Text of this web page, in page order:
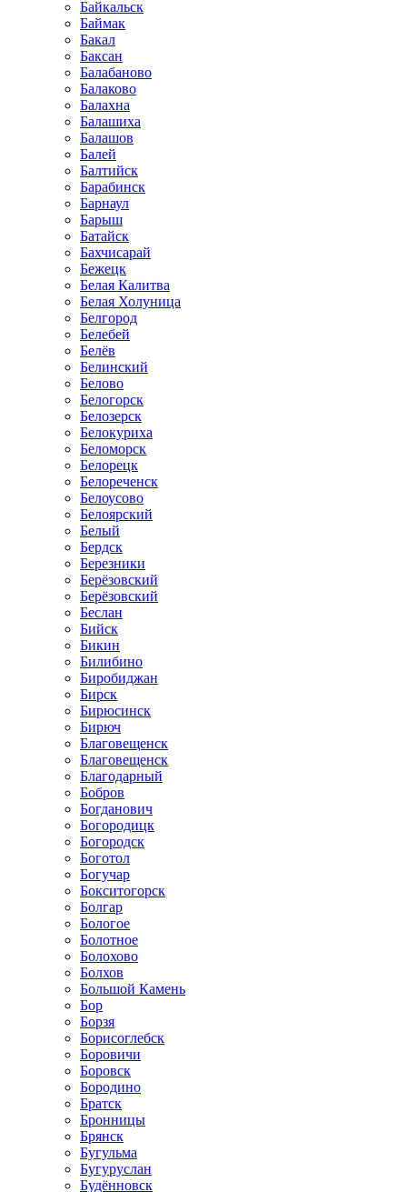
Байкальск
Баймак
Бакал
Баксан
Балабаново
Балаково
Балахна
Балашиха
Балашов
Балей
Балтийск
Барабинск
Барнаул
Барыш
Батайск
Бахчисарай
Бежецк
Белая Калитва
Белая Холуница
Белгород
Белебей
Белёв
Белинский
Белово
Белогорск
Белозерск
Белокуриха
Беломорск
Белорецк
Белореченск
Белоусово
Белоярский
Белый
Бердск
Березники
Берёзовский
Берёзовский
Беслан
Бийск
Бикин
Билибино
Биробиджан
Бирск
Бирюсинск
Бирюч
Благовещенск
Благовещенск
Благодарный
Бобров
Богданович
Богородицк
Богородск
Боготол
Богучар
Бокситогорск
Болгар
Бологое
Болотное
Болохово
Болхов
Большой Камень
Бор
Борзя
Борисоглебск
Боровичи
Боровск
Бородино
Братск
Бронницы
Брянск
Бугульма
Бугуруслан
Будённовск